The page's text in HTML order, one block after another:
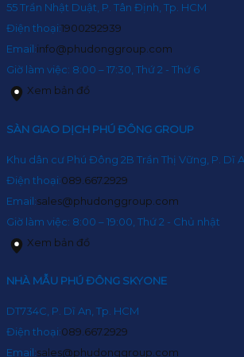
55 Trần Nhật Duật, P. Tân Định, Tp. HCM
Điện thoại:1900292939
Email:info@phudonggroup.com
Giờ làm việc: 8:00 – 17:30, Thứ 2 - Thứ 6
Xem bản đồ
SÀN GIAO DỊCH PHÚ ĐÔNG GROUP
Khu dân cư Phú Đông 2B Trần Thị Vững, P. Dĩ
Điện thoại:089.667.2929
Email:sales@phudonggroup.com
Giờ làm việc: 8:00 – 19:00, Thứ 2 - Chủ nhật
Xem bản đồ
NHÀ MẪU PHÚ ĐÔNG SKYONE
DT734C, P. Dĩ An, Tp. HCM
Điện thoại:089.667.2929
Email:sales@phudonggroup.com